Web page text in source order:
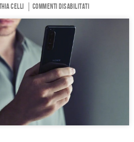
Celli Commenti disabilitati